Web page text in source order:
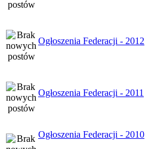
Ogłoszenia Federacji - 2012
Ogłoszenia Federacji - 2011
Ogłoszenia Federacji - 2010